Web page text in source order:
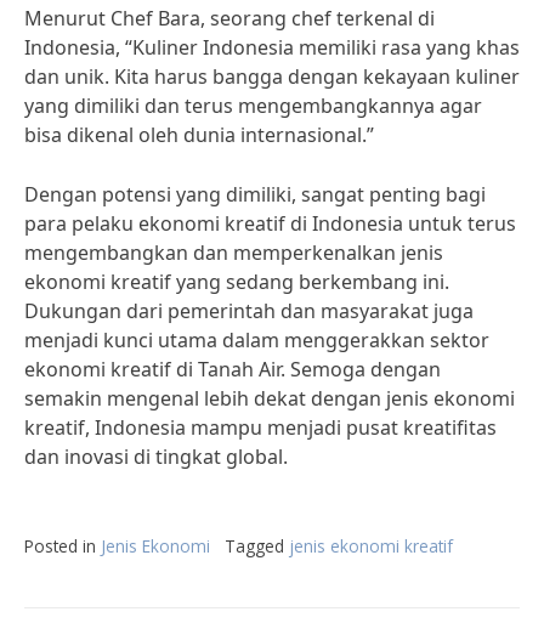
Menurut Chef Bara, seorang chef terkenal di
Indonesia, “Kuliner Indonesia memiliki rasa yang khas
dan unik. Kita harus bangga dengan kekayaan kuliner
yang dimiliki dan terus mengembangkannya agar
bisa dikenal oleh dunia internasional.”
Dengan potensi yang dimiliki, sangat penting bagi
para pelaku ekonomi kreatif di Indonesia untuk terus
mengembangkan dan memperkenalkan jenis
ekonomi kreatif yang sedang berkembang ini.
Dukungan dari pemerintah dan masyarakat juga
menjadi kunci utama dalam menggerakkan sektor
ekonomi kreatif di Tanah Air. Semoga dengan
semakin mengenal lebih dekat dengan jenis ekonomi
kreatif, Indonesia mampu menjadi pusat kreatifitas
dan inovasi di tingkat global.
Posted in Jenis Ekonomi Tagged jenis ekonomi kreatif